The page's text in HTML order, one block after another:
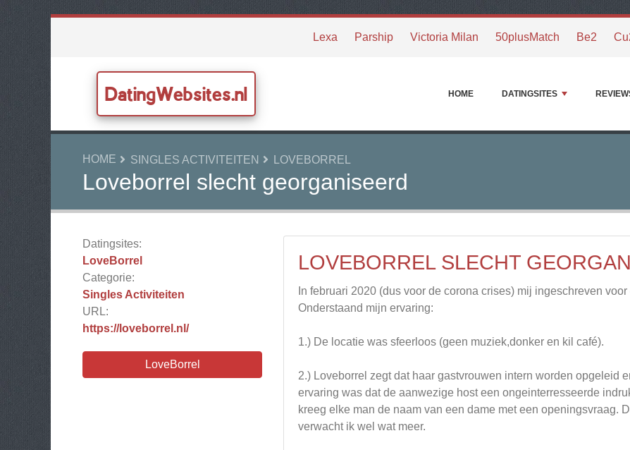
Lexa Parship Victoria Milan 50plusMatch Be2
DatingWebsites.nl HOME DATINGSITES
HOME SINGLES ACTIVITEITEN LOVEBORREL
Loveborrel slecht georganiseerd
Datingsites:
LoveBorrel
Categorie:
Singles Activiteiten
URL:
https://loveborrel.nl/
LoveBorrel
LOVEBORREL SLECHT
In februari 2020 (dus voor de corona crises) mij ingeschreven
Onderstaand mijn ervaring:
1.) De locatie was sfeerloos (geen muziek,donker en kil café).
2.) Loveborrel zegt dat haar gastvrouwen intern worden opgeleid
ervaring was dat de aanwezige host een ongeinterresseerde
kreeg elke man de naam van een dame met een openingsvraag.
verwacht ik wel wat meer.